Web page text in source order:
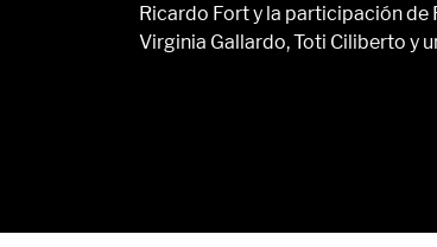
Ricardo Fort y la participación
Virginia Gallardo, Toti Ciliberto y